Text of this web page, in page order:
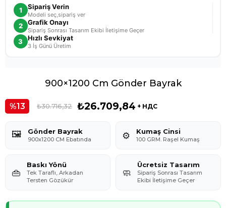
1 Sipariş Verin
Modeli seç,sipariş ver
2 Grafik Onayı
Sipariş Sonrası Tasarım Ekibi İletişime Geçer
3 Hızlı Sevkiyat
3 İş Günü Üretim
900×1200 Cm Gönder Bayrak
13 ₺30.716,32 ₺26.709,84 + НДС
🖼️ Gönder Bayrak
900x1200 CM Ebatında ⚙️ Kumaş Cinsi
100 GRM. Raşel Kumaş
👜
Baskı Yönü
Tek Taraflı, Arkadan
Tersten Gözükür
🧼
Ücretsiz Tasarım
Sipariş Sonrası Tasarım
Ekibi İletişime Geçer